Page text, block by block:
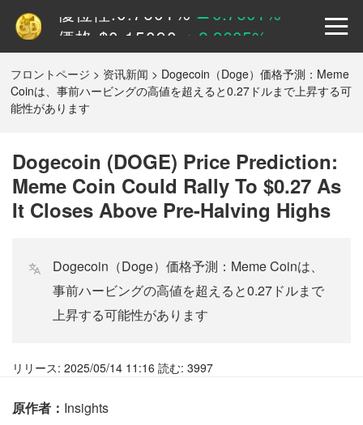
価格:$0.15090
2.9605%
市場価値:22.92B
0.7601%
ひっくり返す (24h): 1.55B
0%
優位性:0.7601%
0.7601%
価格:
フロントページ > 资讯新闻 > Dogecoin（Doge）価格予測：Meme
Coinは、事前ハービングの高値を超えると0.27ドルまで上昇する可
能性があります
Dogecoin (DOGE) Price Prediction:
Meme Coin Could Rally To $0.27 As
It Closes Above Pre-Halving Highs
Dogecoin（Doge）価格予測：Meme Coinは、
事前ハービングの高値を超えると0.27ドルまで
上昇する可能性があります
リリース: 2025/05/14 11:16 読む: 3997
原作者： Insights